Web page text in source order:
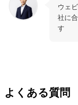
ウェ
社に
す
よくある質問